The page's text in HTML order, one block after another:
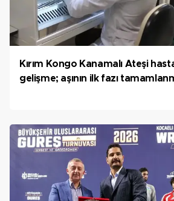
Kırım Kongo Kanamalı Ateşi
gelişme; aşının ilk fazı